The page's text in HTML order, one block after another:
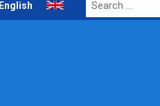
English
for: